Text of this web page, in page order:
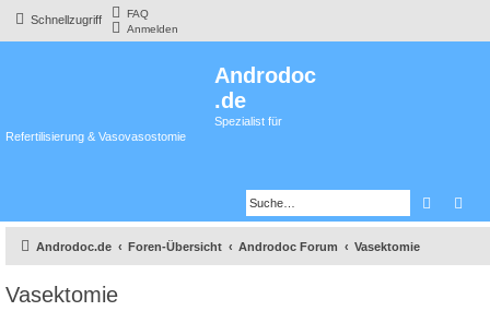
Schnellzugriff
FAQ
Anmelden
Androdoc
.de
Spezialist für
Refertilisierung & Vasovasostomie
Suche
Androdoc.de Foren-Übersicht Androdoc Forum Vasektomie
Vasektomie